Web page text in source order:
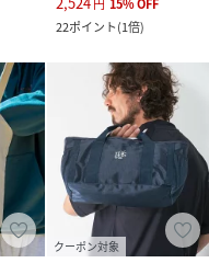
22ポイント(1倍)
クーポン対象